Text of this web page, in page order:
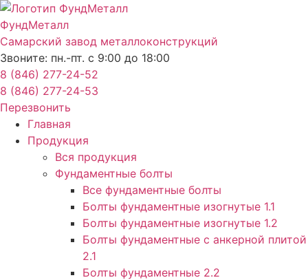
Перейти
к
содержимому
ФундМеталл
Самарский завод металлоконструкций
Звоните: пн.-пт. с 9:00 до 18:00
8 (846) 277-24-52
8 (846) 277-24-53
Перезвонить
Главная
Продукция
Вся продукция
Фундаментные болты
Все фундаментные болты
Болты фундаментные изогнутые 1.1
Болты фундаментные изогнутые 1.2
Болты фундаментные с анкерной плитой
2.1
Болты фундаментные 2.2